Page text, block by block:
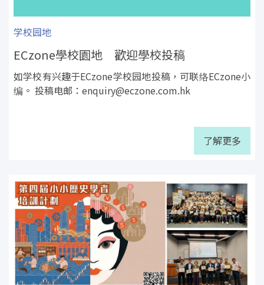
学校园地
ECzone學校園地 歡迎學校投稿
如学校有兴趣于ECzone学校园地投稿，可联络ECzone小
编。 投稿电邮： enquiry@eczone.com.hk
了解更多